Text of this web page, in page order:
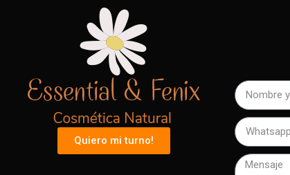
Quiero mi turno!